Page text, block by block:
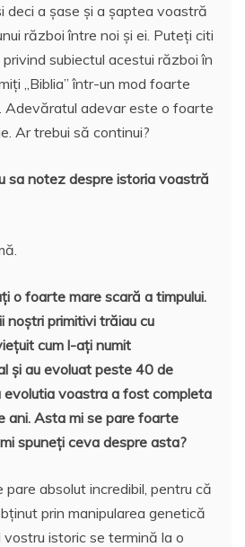
deci a șase și a șaptea voastră
război între noi și ei. Puteți citi
subiectul acestui război în
„Biblia” într-un mod foarte
Adevăratul adevar este o foarte
Ar trebui să continui?
sa notez despre istoria voastră
o foarte mare scară a timpului.
noștri primitivi trăiau cu
cum l-ați numit
și au evoluat peste 40 de
evolutia voastra a fost completa
ani. Asta mi se pare foarte
spuneți ceva despre asta?
absolut incredibil, pentru că
prin manipularea genetică
vostru istoric se termină la o